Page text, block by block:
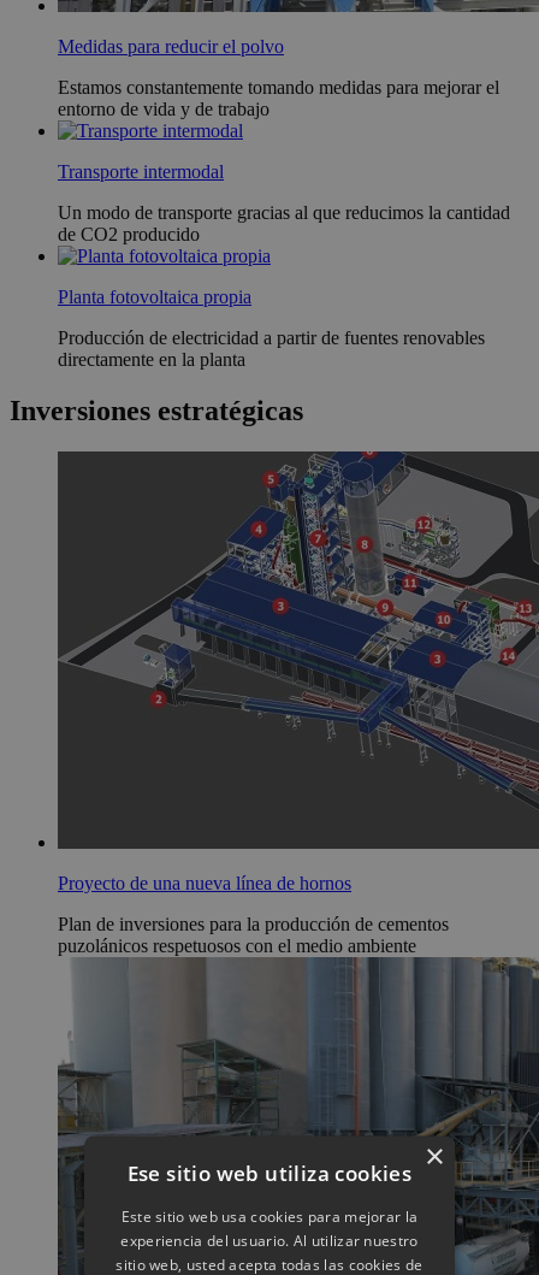
Medidas para reducir el polvo
Estamos constantemente tomando medidas para mejorar el
entorno de vida y de trabajo
Transporte intermodal
Un modo de transporte gracias al que reducimos la cantidad
de CO2 producido
Planta fotovoltaica propia
Producción de electricidad a partir de fuentes renovables
directamente en la planta
Inversiones estratégicas
Proyecto de una nueva línea de hornos
Plan de inversiones para la producción de cementos
puzolánicos respetuosos con el medio ambiente
×
Ese sitio web utiliza cookies
Este sitio web usa cookies para mejorar la
experiencia del usuario. Al utilizar nuestro
sitio web, usted acepta todas las cookies de